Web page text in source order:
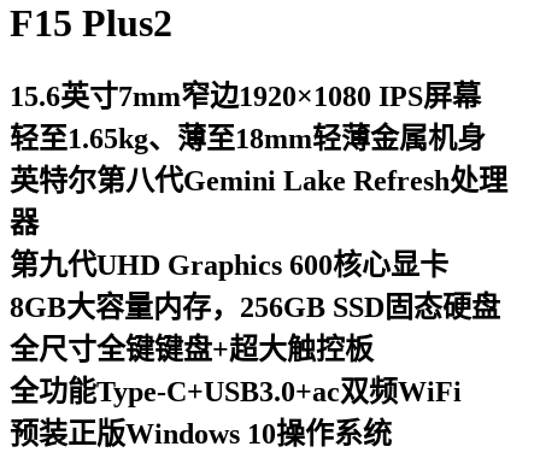
F15 Plus2
15.6英寸7mm窄边1920×1080 IPS屏幕
轻至1.65kg、薄至18mm轻薄金属机身
英特尔第八代Gemini Lake Refresh处理
器
第九代UHD Graphics 600核心显卡
8GB大容量内存，256GB SSD固态硬盘
全尺寸全键键盘+超大触控板
全功能Type-C+USB3.0+ac双频WiFi
预装正版Windows 10操作系统